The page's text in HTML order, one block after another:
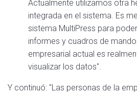
Actualmente utilizamos otra
integrada en el sistema. Es
sistema MultiPress para
informes y cuadros de
empresarial actual es
visualizar los datos".
Y continuó: "Las personas de la